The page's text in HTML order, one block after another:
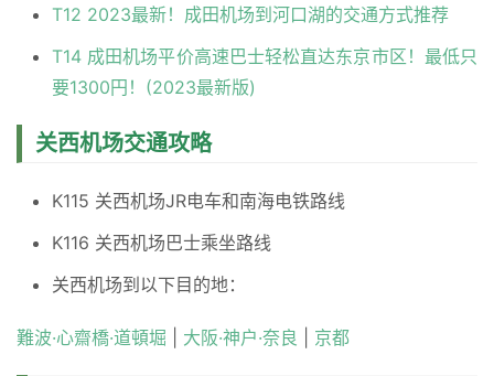
T12 2023最新！成田机场到河口湖的交通方式推荐
T14 成田机场平价高速巴士轻松直达东京市区！最低只
要1300円！(2023最新版)
关西机场交通攻略
K115 关西机场JR电车和南海电铁路线
K116 关西机场巴士乘坐路线
关西机场到以下目的地：
難波·心齋橋·道頓堀 大阪·神户·奈良 京都